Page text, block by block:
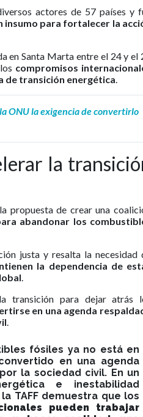
actores de 57 países y
insumo para fortalecer la
en Santa Marta entre el 24 y el
compromisos
de transición energética.
ONU la exigencia de convertirlo
la
propuesta de crear una
abandonar los
justa y resalta la necesidad
la dependencia de
.
transición para dejar atrás
en una agenda
.
fósiles ya no está en
en una agenda
la sociedad civil. En un
e inestabilidad
TAFF demuestra que los
pueden trabajar